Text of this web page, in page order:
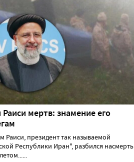
Раиси мертв: знамение его
Раиси, президент так называемой
Республики Иран", разбился насмерть